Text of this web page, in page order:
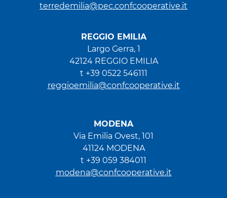
terredemilia@pec.confcooperative.it
REGGIO EMILIA
Largo Gerra, 1
42124 REGGIO EMILIA
t +39 0522 546111
reggioemilia@confcooperative.it
MODENA
Via Emilia Ovest, 101
41124 MODENA
t +39 059 384011
modena@confcooperative.it